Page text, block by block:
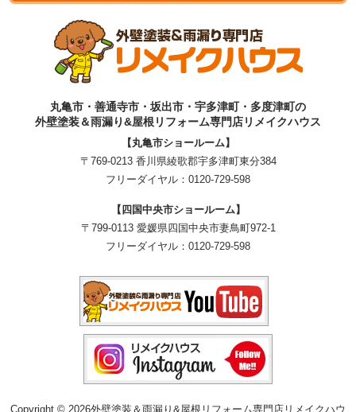
丸亀市・善通寺市・坂出市・宇多津町・多度津町の
外壁塗装＆雨漏り&屋根リフォーム専門店リメイクハウス
【丸亀市ショールーム】
〒769-0213 香川県綾歌郡宇多津町東分384
フリーダイヤル： 0120-729-598
【四国中央市ショールーム】
〒799-0113 愛媛県四国中央市妻鳥町972-1
フリーダイヤル： 0120-729-598
Copyright © 2026外壁塗装＆雨漏り&屋根リフォーム専門店リメイクハウ